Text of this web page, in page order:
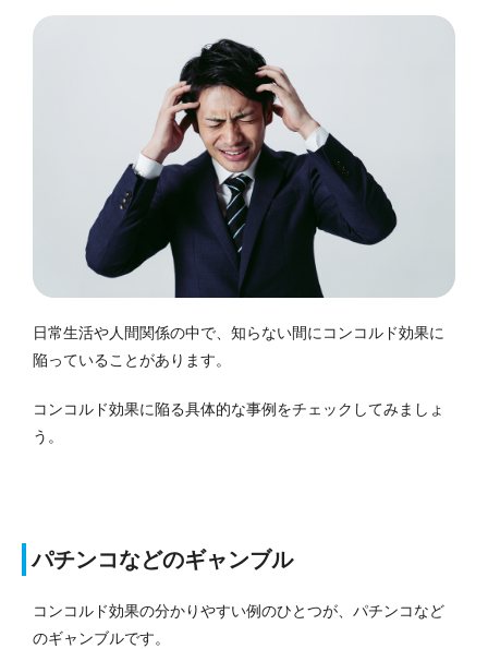
日常生活や人間関係の中で、知らない間にコンコルド効果に
陥っていることがあります。
コンコルド効果に陥る具体的な事例をチェックしてみましょ
う。
パチンコなどのギャンブル
コンコルド効果の分かりやすい例のひとつが、パチンコなど
のギャンブルです。